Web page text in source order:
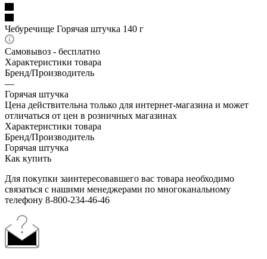
Чебуречище Горячая штучка 140 г
Самовывоз - бесплатно
Характеристики товара
Бренд/Производитель
—
Горячая штучка
Цена действительна только для интернет-магазина и может
отличаться от цен в розничных магазинах
Характеристики товара
Бренд/Производитель
Горячая штучка
Как купить
Для покупки заинтересовавшего вас товара необходимо
связаться с нашими менеджерами по многоканальному
телефону 8-800-234-46-46